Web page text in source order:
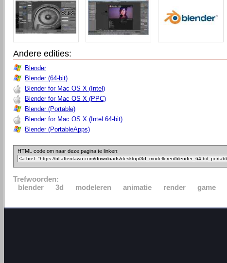
Andere edities:
Blender
Blender (64-bit)
Blender for Mac OS X (Intel)
Blender for Mac OS X (PPC)
Blender (Portable)
Blender for Mac OS X (Intel 64-bit)
Blender (PortableApps)
HTML code om naar deze pagina te linken:
Trefwoorden:
blender
3d modeleren animatie render game